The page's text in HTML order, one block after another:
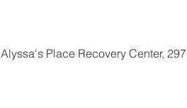
Alyssa's Place Recovery Center,